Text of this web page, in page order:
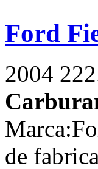
Ford
2004
de